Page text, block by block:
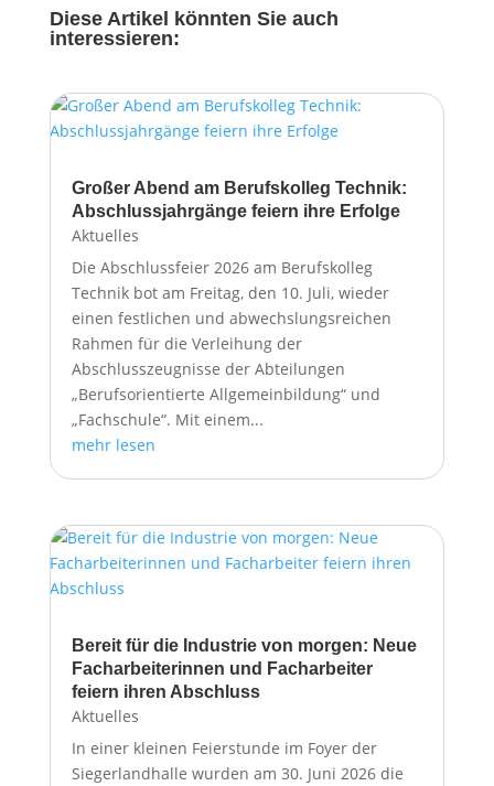
Diese Artikel könnten Sie auch
interessieren:
Großer Abend am Berufskolleg Technik:
Abschlussjahrgänge feiern ihre Erfolge
Aktuelles
Die Abschlussfeier 2026 am Berufskolleg
Technik bot am Freitag, den 10. Juli, wieder
einen festlichen und abwechslungsreichen
Rahmen für die Verleihung der
Abschlusszeugnisse der Abteilungen
„Berufsorientierte Allgemeinbildung“ und
„Fachschule“. Mit einem...
mehr lesen
Bereit für die Industrie von morgen: Neue
Facharbeiterinnen und Facharbeiter
feiern ihren Abschluss
Aktuelles
In einer kleinen Feierstunde im Foyer der
Siegerlandhalle wurden am 30. Juni 2026 die